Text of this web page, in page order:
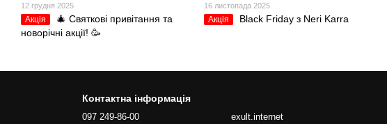
12 грудня 2025
Акція
🎄 Святкові привітання та
новорічні акції! 🥳
16 листопада 2025
Акція Black Friday з Neri Karra
Контактна інформація
097 249-86-00 exult.internet